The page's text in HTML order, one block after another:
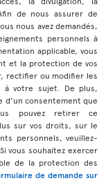
de nous assurer de
nous avez demandés,
personnels à
applicable, vous
et la protection de vos
rectifier ou modifier les
à votre sujet. De plus,
consentement que
pouvez retirer ce
sur vos droits, sur le
personnels, veuillez-
vous souhaitez exercer
de la protection des
de demande sur